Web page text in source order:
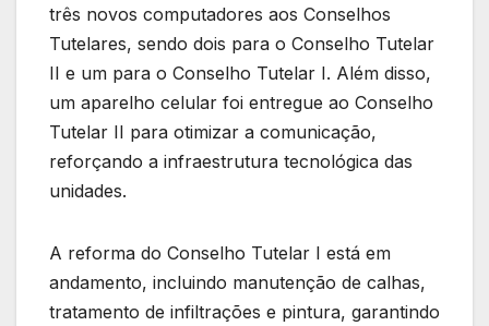
três novos computadores aos Conselhos
Tutelares, sendo dois para o Conselho Tutelar
II e um para o Conselho Tutelar I. Além disso,
um aparelho celular foi entregue ao Conselho
Tutelar II para otimizar a comunicação,
reforçando a infraestrutura tecnológica das
unidades.
A reforma do Conselho Tutelar I está em
andamento, incluindo manutenção de calhas,
tratamento de infiltrações e pintura, garantindo